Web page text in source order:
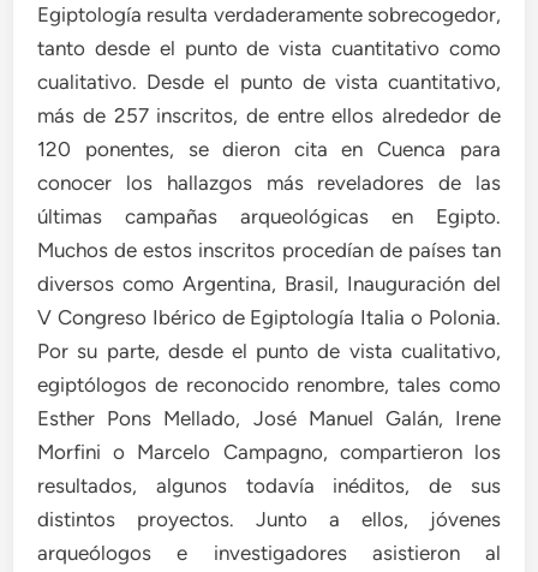
Egiptología resulta verdaderamente sobrecogedor,
tanto desde el punto de vista cuantitativo como
cualitativo. Desde el punto de vista cuantitativo,
más de 257 inscritos, de entre ellos alrededor de
120 ponentes, se dieron cita en Cuenca para
conocer los hallazgos más reveladores de las
últimas campañas arqueológicas en Egipto.
Muchos de estos inscritos procedían de países tan
diversos como Argentina, Brasil, Inauguración del
V Congreso Ibérico de Egiptología Italia o Polonia.
Por su parte, desde el punto de vista cualitativo,
egiptólogos de reconocido renombre, tales como
Esther Pons Mellado, José Manuel Galán, Irene
Morfini o Marcelo Campagno, compartieron los
resultados, algunos todavía inéditos, de sus
distintos proyectos. Junto a ellos, jóvenes
arqueólogos e investigadores asistieron al